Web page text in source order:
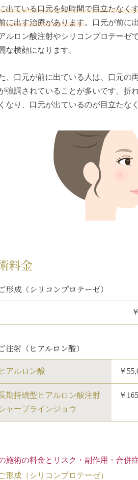
出ている口元を短時間で目立たなく
に出す治療があります。口元が前に
ルロン酸注射やシリコンプロテーゼ
な横顔になります。
、口元が前に出ている人は、口元の
強調されていることが多いです。折
なり、口元が出ているのが目立たな
料金
形成（シリコンプロテーゼ）
注射（ヒアルロン酸）
アルロン酸 ￥
期持続型ヒアルロン酸注射
ャープラインジョウ
￥
施術の料金とリスク・副作用・合併
形成（シリコンプロテーゼ）